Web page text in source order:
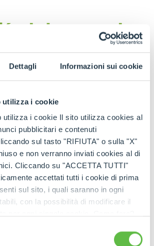
Dettagli Informazioni sui cookie
utilizza i cookie
utilizza i cookie Il sito utilizza cookies al
pubblicitari e contenuti
sul tasto "RIFIUTA" o sulla "X"
e non verranno inviati cookies al di
Cliccando su "ACCETTA TUTTI"
accettati tutti i cookie di prima
sul sito, i quali saranno in ogni
con la possibilità di modificare il
"Modifichi il suo consenso" e
de barreras de
carretera, los
manipuladores
fundamentales para la
maquinarias ofrecen la precisión
estas estructuras a los lados
contribuyendo de manera
seguridad de los trabajadores
delos vehículos en circulación.
manipular cargas pesadas con
instalar las barreras rápidamente,
riesgos y garantizando la
seguridad en la obra.